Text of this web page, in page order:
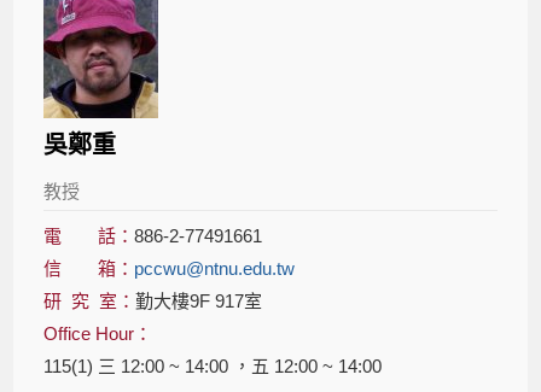
吳鄭重
教授
電 話：886-2-77491661
信 箱： pccwu@ntnu.edu.tw
研 究 室：勤大樓9F 917室
Office Hour：
115(1) 三 12:00 ~ 14:00 ，五 12:00 ~ 14:00